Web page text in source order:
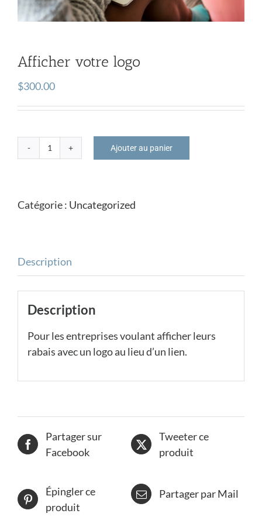
Afficher votre logo
$300.00
quantité
votre
Ajouter au panier
Catégorie : Uncategorized
Description
Description
Pour les entreprises voulant afficher leurs
rabais avec un logo au lieu d’un lien.
Partager sur
Facebook
Tweeter ce
produit
Épingler ce
produit
Partager par Mail